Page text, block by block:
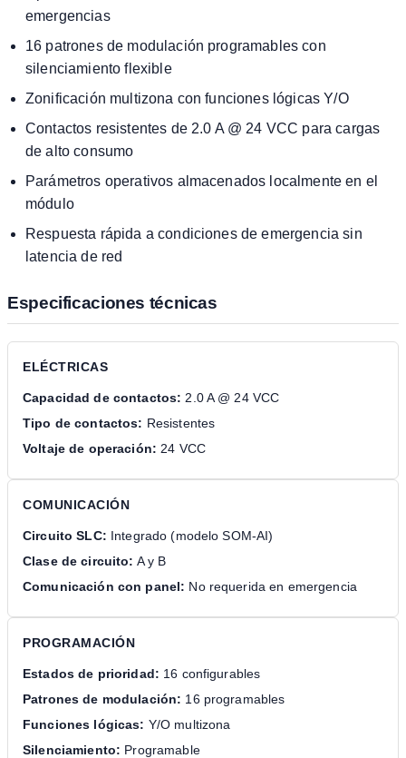
emergencias
16 patrones de modulación programables con
silenciamiento flexible
Zonificación multizona con funciones lógicas Y/O
Contactos resistentes de 2.0 A @ 24 VCC para cargas
de alto consumo
Parámetros operativos almacenados localmente en el
módulo
Respuesta rápida a condiciones de emergencia sin
latencia de red
Especificaciones técnicas
ELÉCTRICAS
Capacidad de contactos: 2.0 A @ 24 VCC
Tipo de contactos: Resistentes
Voltaje de operación: 24 VCC
COMUNICACIÓN
Circuito SLC: Integrado (modelo SOM-AI)
Clase de circuito: A y B
Comunicación con panel: No requerida en emergencia
PROGRAMACIÓN
Estados de prioridad: 16 configurables
Patrones de modulación: 16 programables
Funciones lógicas: Y/O multizona
Silenciamiento: Programable